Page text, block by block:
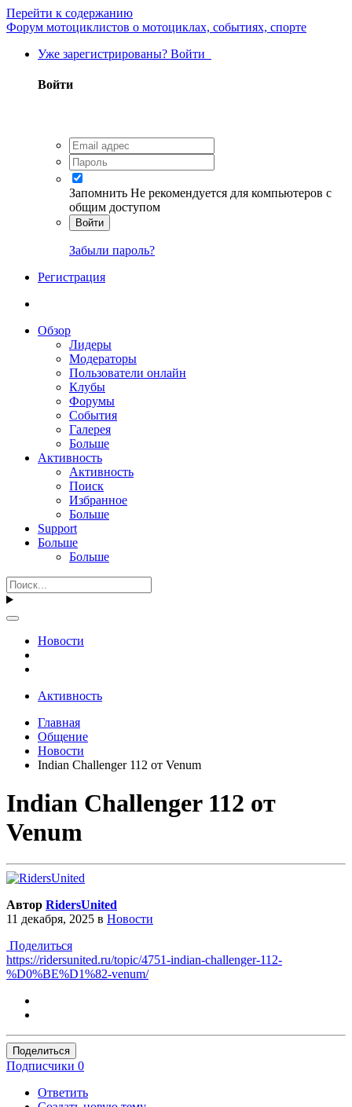
Перейти к содержанию
Форум мотоциклистов о мотоциклах, событиях, спорте
Уже зарегистрированы? Войти
Войти
Запомнить Не рекомендуется для компьютеров с
общим доступом
Войти
Забыли пароль?
Регистрация
Обзор
Лидеры
Модераторы
Пользователи онлайн
Клубы
Форумы
События
Галерея
Больше
Активность
Активность
Поиск
Избранное
Больше
Support
Больше
Больше
Новости
Активность
Главная
Общение
Новости
Indian Challenger 112 от Venum
Indian Challenger 112 от
Venum
Автор RidersUnited
11 декабря, 2025 в Новости
Поделиться
https://ridersunited.ru/topic/4751-indian-challenger-112-
%D0%BE%D1%82-venum/
Поделиться
Подписчики 0
Ответить